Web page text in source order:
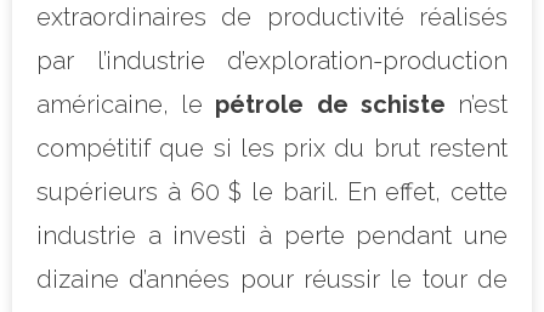
extraordinaires de productivité réalisés
par l’industrie d’exploration-production
américaine, le pétrole de schiste n’est
compétitif que si les prix du brut restent
supérieurs à 60 $ le baril. En effet, cette
industrie a investi à perte pendant une
dizaine d’années pour réussir le tour de